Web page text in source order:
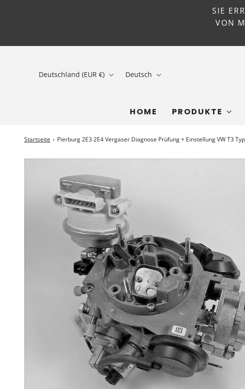
SIE
VON
Deutschland (EUR €) Deutsch
HOME PRODUKTE
Startseite › Pierburg 2E3 2E4 Vergaser Diagnose Prüfung + Einstellung VW T3